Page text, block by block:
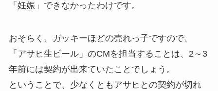
「妊娠」できなかったわけです。
おそらく、ガッキーほどの売れっ子ですので、
「アサヒ生ビール」のCMを担当することは、2～3
年前には契約が出来ていたことでしょう。
ということで、少なくともアサヒとの契約が切れ